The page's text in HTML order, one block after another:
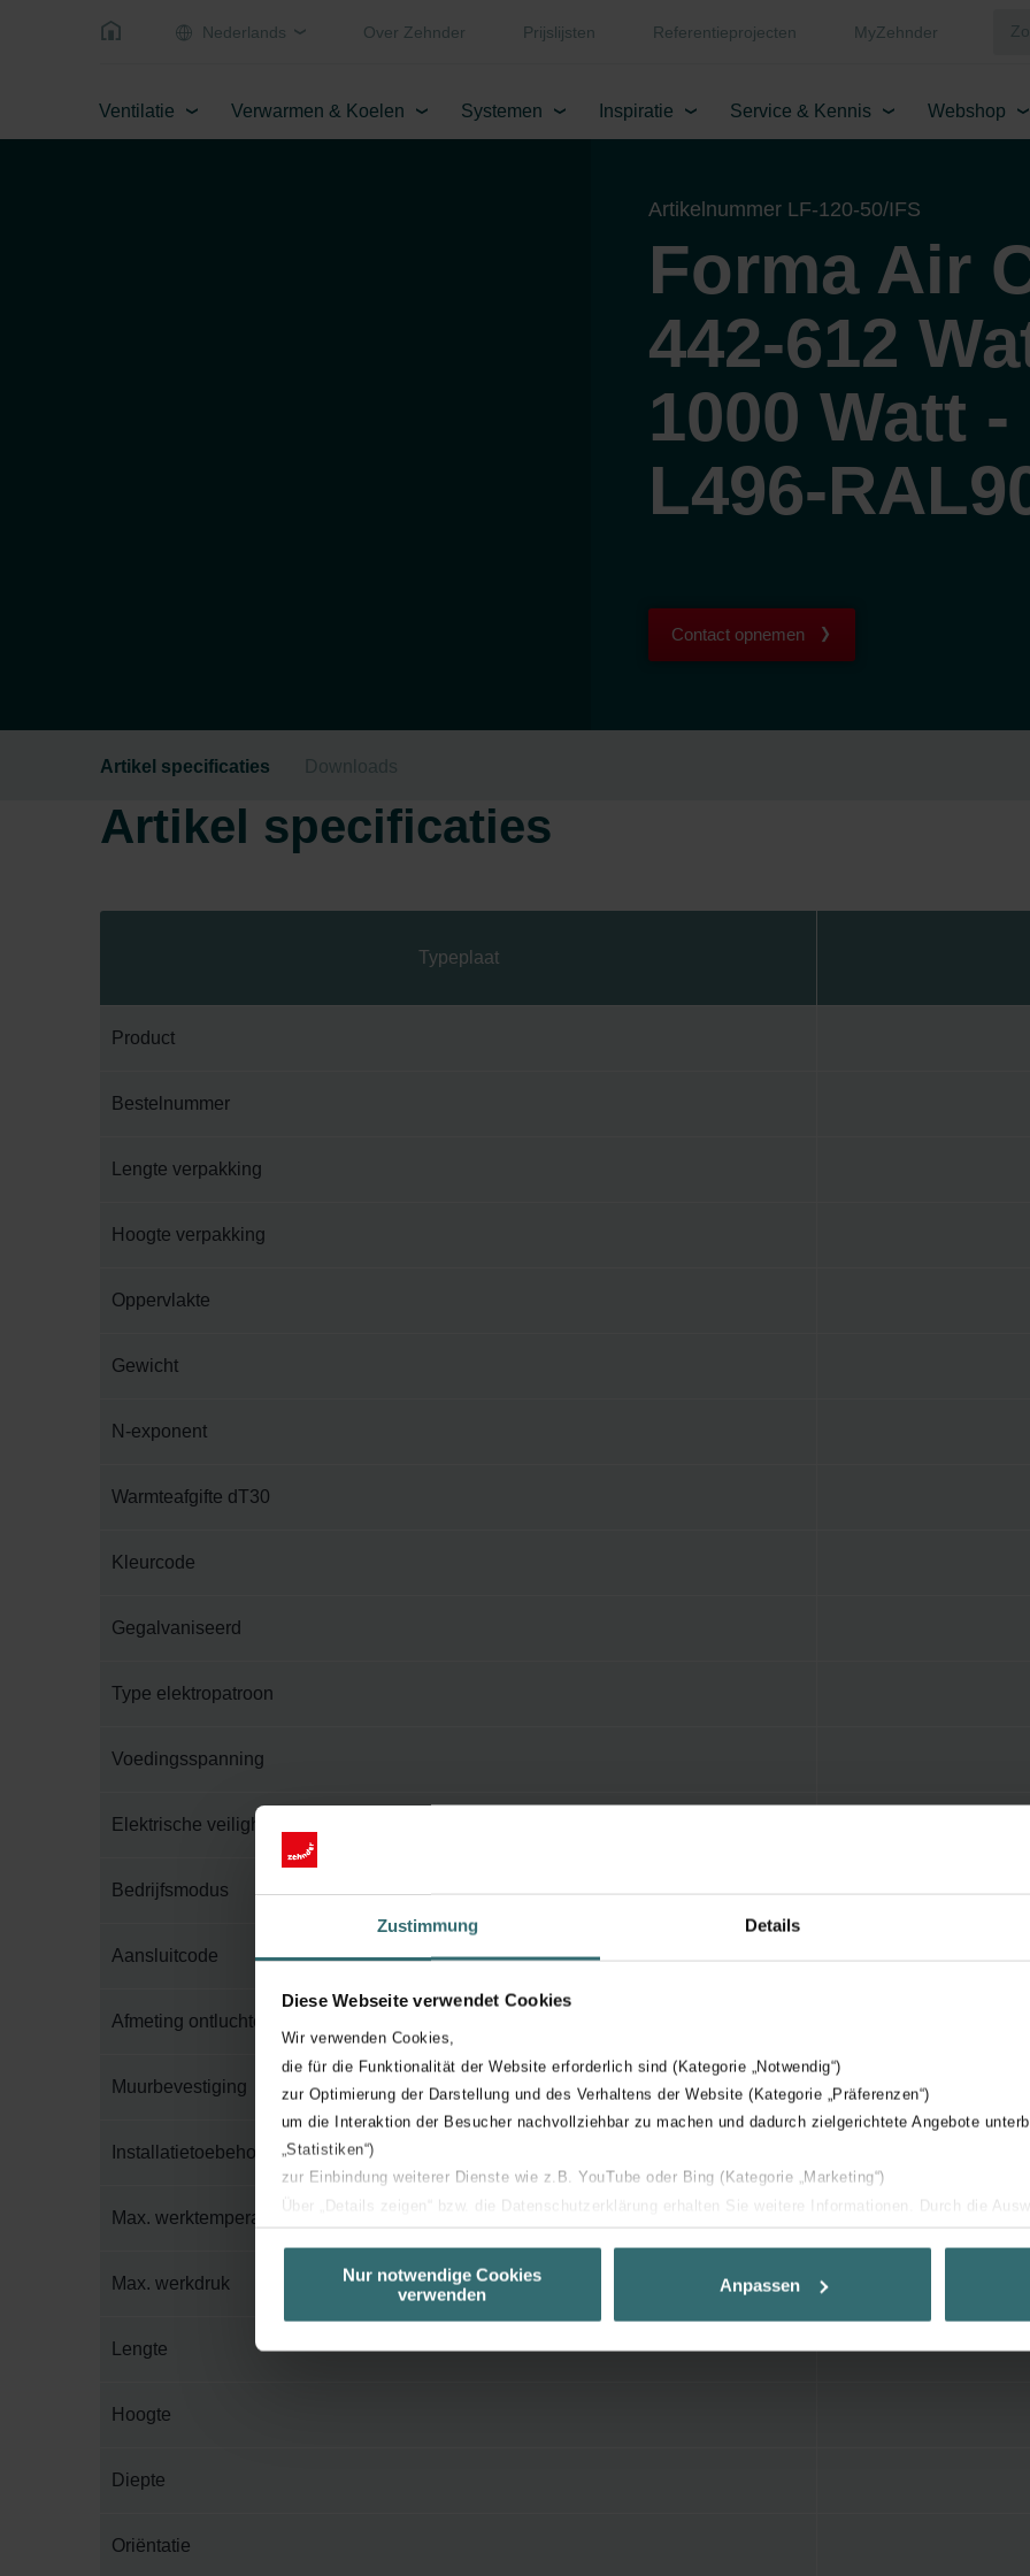
Zustimmung Details
Diese Webseite verwendet Cookies
Wir verwenden Cookies,
die für die Funktionalität der Website erforderlich sind (Kategorie „Notwendig“)
zur Optimierung der Darstellung und des Verhaltens der Website (Kategorie „Präferenzen“)
um die Interaktion der Besucher nachvollziehbar zu machen und dadurch zielgerichtete Angebote
„Statistiken“)
zur Einbindung weiterer Dienste wie z.B. YouTube oder Bing (Kategorie „Marketing“)
Über „Details zeigen“ bzw. die Datenschutzerklärung erhalten Sie weitere Informationen. Durch die
unserer Website verwenden, um Ihnen die bestmögliche Nutzererfahrung zu ermöglichen und Ihnen
basierend auf Ihren Interessen zur Verfügung zu stellen. Alle Einwilligungen können Sie
Datenschutzerklärung widerrufen.
Nur notwendige Cookies
verwenden
Anpassen
Nederlands Over Zehnder Prijslijsten Referentieprojecten MyZehnder
Ventilatie Verwarmen & Koelen Systemen Inspiratie Service & Kennis Webshop
Artikelnummer LF-120-50/IFS
Forma Air
442-612
1000 Watt -
L496-
Contact opnemen
Artikel specificaties Downloads
Artikel specificaties
Typeplaat
Product
Bestelnummer
Lengte verpakking
Hoogte verpakking
Oppervlakte
Gewicht
N-exponent
Warmteafgifte dT30
Kleurcode
Gegalvaniseerd
Type elektropatroon
Voedingsspanning
Elektrische veiligheidsklasse
Bedrijfsmodus
Aansluitcode
Afmeting ontluchter
Muurbevestiging
Installatietoebehoren in verpakking
Max. werktemperatuur
Max. werkdruk
Lengte
Hoogte
Diepte
Oriëntatie